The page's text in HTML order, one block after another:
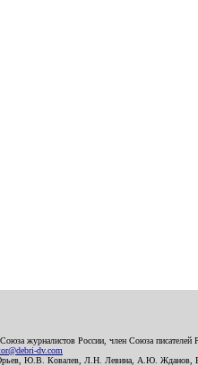
журналистов России, член Союза
dv.com
Юрьев, Ю.В. Ковалев, Л.Н. Левина, А.Ю.